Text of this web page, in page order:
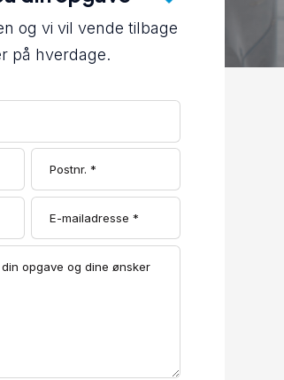
og vi vil vende tilbage
på hverdage.